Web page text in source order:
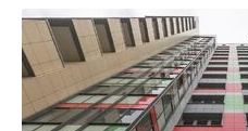
ипотеку
Бизнес-
центры
Коттеджи